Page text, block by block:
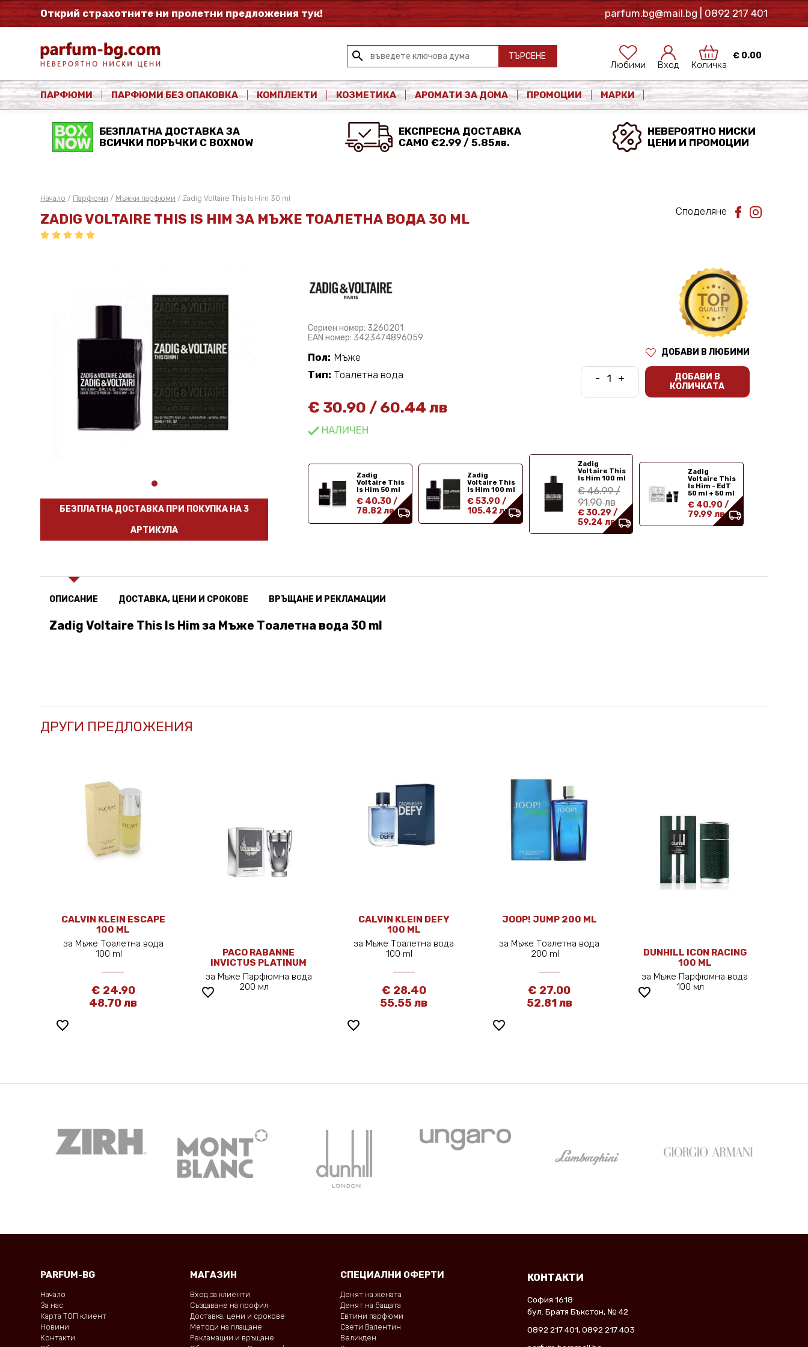
Открий страхотните ни пролетни предложения тук! parfum.bg@mail.bg| 0892 217 401
Количка
€ 0.00
Вход
Любими
search ТЪРСЕНЕ
ПАРФЮМИ ПАРФЮМИ БЕЗ ОПАКОВКА КОМПЛЕКТИ КОЗМЕТИКА АРОМАТИ ЗА ДОМА ПРОМОЦИИ МАРКИ
БЕЗПЛАТНА ДОСТАВКА ЗА
ВСИЧКИ ПОРЪЧКИ С BOXNOW
ЕКСПРЕСНА ДОСТАВКА
САМО €2.99 / 5.85лв.
НЕВЕРОЯТНО НИСКИ
ЦЕНИ И ПРОМОЦИИ
Начало / Парфюми / Мъжки парфюми / Zadig Voltaire This Is Him 30 ml
ZADIG VOLTAIRE THIS IS HIM ЗА МЪЖЕ ТОАЛЕТНА ВОДА 30 ML Споделяне
БЕЗПЛАТНА ДОСТАВКА ПРИ ПОКУПКА НА 3
АРТИКУЛА
Сериен номер: 3260201
EAN номер: 3423474896059
Пол: Мъже
Тип: Тоалетна вода
€ 30.90 / 60.44 лв
НАЛИЧЕН
ДОБАВИ В ЛЮБИМИ
- +
ДОБАВИ В
КОЛИЧКАТА
Zadig
Voltaire This
Is Him 50 ml
€ 40.30 /
78.82 лв
Zadig
Voltaire This
Is Him 100 ml
€ 53.90 /
105.42 лв
Zadig
Voltaire This
Is Him 100 ml
€ 46.99/
91.90 лв
€ 30.29 /
59.24 лв
Zadig
Voltaire This
Is Him - EdT
50 ml + 50 ml
€ 40.90 /
79.99 лв
ОПИСАНИЕ ДОСТАВКА, ЦЕНИ И СРОКОВЕ ВРЪЩАНЕ И РЕКЛАМАЦИИ
Zadig Voltaire This Is Him за Мъже Тоалетна вода 30 ml
ДРУГИ ПРЕДЛОЖЕНИЯ
favorite_border
CALVIN KLEIN ESCAPE
100 ML
за Мъже Тоалетна вода
100 ml
€ 24.90
48.70 лв
favorite_border
PACO RABANNE
INVICTUS PLATINUM
200 ML
за Мъже Парфюмна вода
200 мл
favorite_border
CALVIN KLEIN DEFY
100 ML
за Мъже Тоалетна вода
100 ml
€ 28.40
55.55 лв
favorite_border
JOOP! JUMP 200 ML
за Мъже Тоалетна вода
200 ml
€ 27.00
52.81 лв
favorite_border
DUNHILL ICON RACING
100 ML
за Мъже Парфюмна вода
100 мл
PARFUM-BG
Начало
За нас
Карта ТОП клиент
Новини
Контакти
МАГАЗИН
Вход за клиенти
Създаване на профил
Доставка, цени и срокове
Методи на плащане
Рекламации и връщане
СПЕЦИАЛНИ ОФЕРТИ
Денят на жената
Денят на бащата
Евтини парфюми
Свети Валентин
Великден
КОНТАКТИ
София 1618
бул. Братя Бъкстон, № 42
0892 217 401,0892 217 403